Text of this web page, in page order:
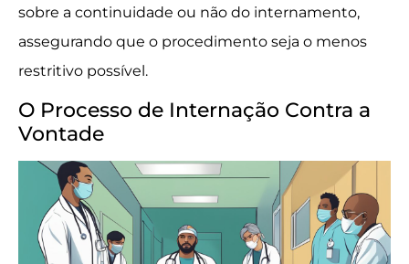
sobre a continuidade ou não do internamento,
assegurando que o procedimento seja o menos
restritivo possível.
O Processo de Internação Contra a
Vontade